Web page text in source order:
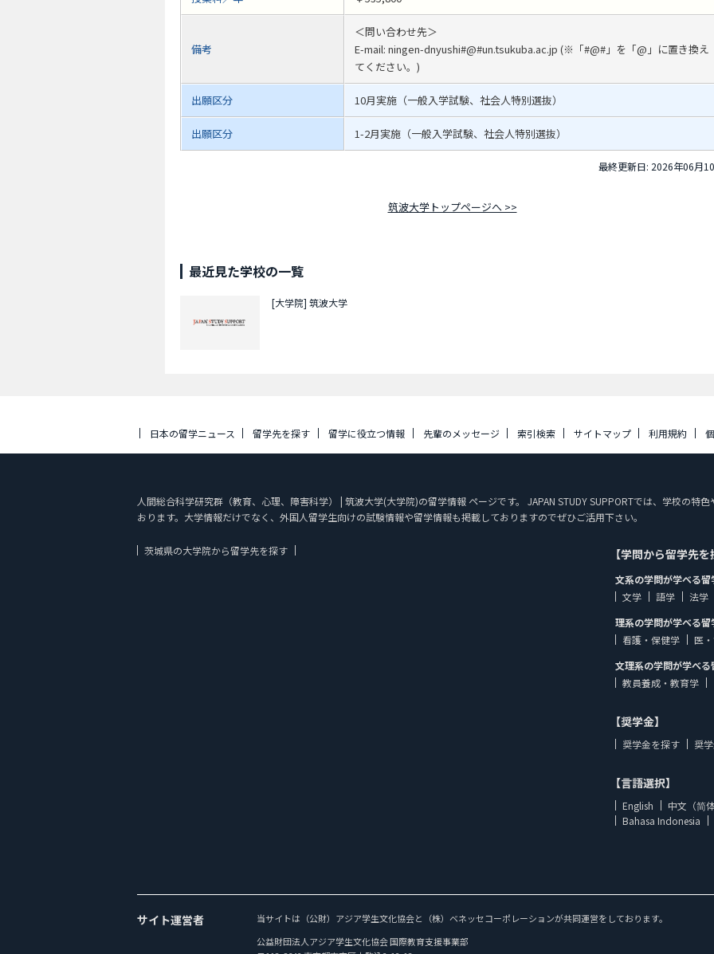
備考
＜問い合わせ先＞
E-mail: ningen-dnyushi#@#un.tsukuba.ac.jp (※「#@#」を「@」に置き換え
てください。)
出願区分 10月実施（一般入学試験、社会人特別選抜）
出願区分 1-2月実施（一般入学試験、社会人特別選抜）
最終更新日: 2026年06月
筑波大学トップページへ >>
最近見た学校の一覧
[大学院] 筑波大学
日本の留学ニュース 留学先を探す 留学に役立つ情報 先輩のメッセージ 索引検索 サイトマップ 利用規約
人間総合科学研究群（教育、心理、障害科学） | 筑波大学(大学院)の留学情報 ページです。 JAPAN STUDY SUPPORTでは、学校の特
おります。大学情報だけでなく、外国人留学生向けの試験情報や留学情報も掲載しておりますのでぜひご活用下さい。
茨城県の大学院から留学先を探す 【学問から留学先
文系の学問が学べる留
文学
語学
法学
理系の学問が学べる留
看護・保健学
医
文理系の学問が学べ
教員養成・教育学
【奨学金】
奨学金を探す 奨
【言語選択】
English
中文（简
Bahasa Indonesia
サイト運営者
当サイトは（公財）アジア学生文化協会と（株）ベネッセコーポレーションが共同運営をしております。
公益財団法人アジア学生文化協会 国際教育支援事業部